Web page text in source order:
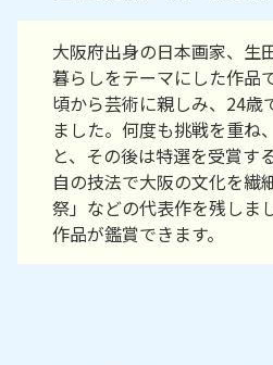
大阪府出身の日本画家、生
暮らしをテーマにした作品
頃から芸術に親しみ、24歳
ました。何度も挑戦を重ね
と、その後は特選を受賞す
自の技法で大阪の文化を繊
祭」などの代表作を残しま
作品が鑑賞できます。